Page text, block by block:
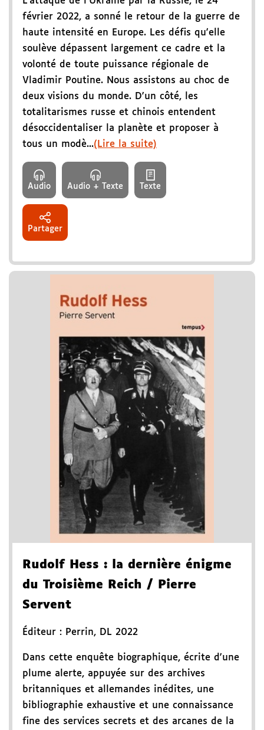
février 2022, a sonné le retour de la guerre de
haute intensité en Europe. Les défis qu'elle
soulève dépassent largement ce cadre et la
volonté de toute puissance régionale de
Vladimir Poutine. Nous assistons au choc de
deux visions du monde. D'un côté, les
totalitarismes russe et chinois entendent
désoccidentaliser la planète et proposer à
tous un modè...(Lire la suite)
Audio Audio + Texte Texte
Partager
Rudolf Hess : la dernière énigme
du Troisième Reich / Pierre
Servent
Éditeur : Perrin, DL 2022
Dans cette enquête biographique, écrite d'une
plume alerte, appuyée sur des archives
britanniques et allemandes inédites, une
bibliographie exhaustive et une connaissance
fine des services secrets et des arcanes de la